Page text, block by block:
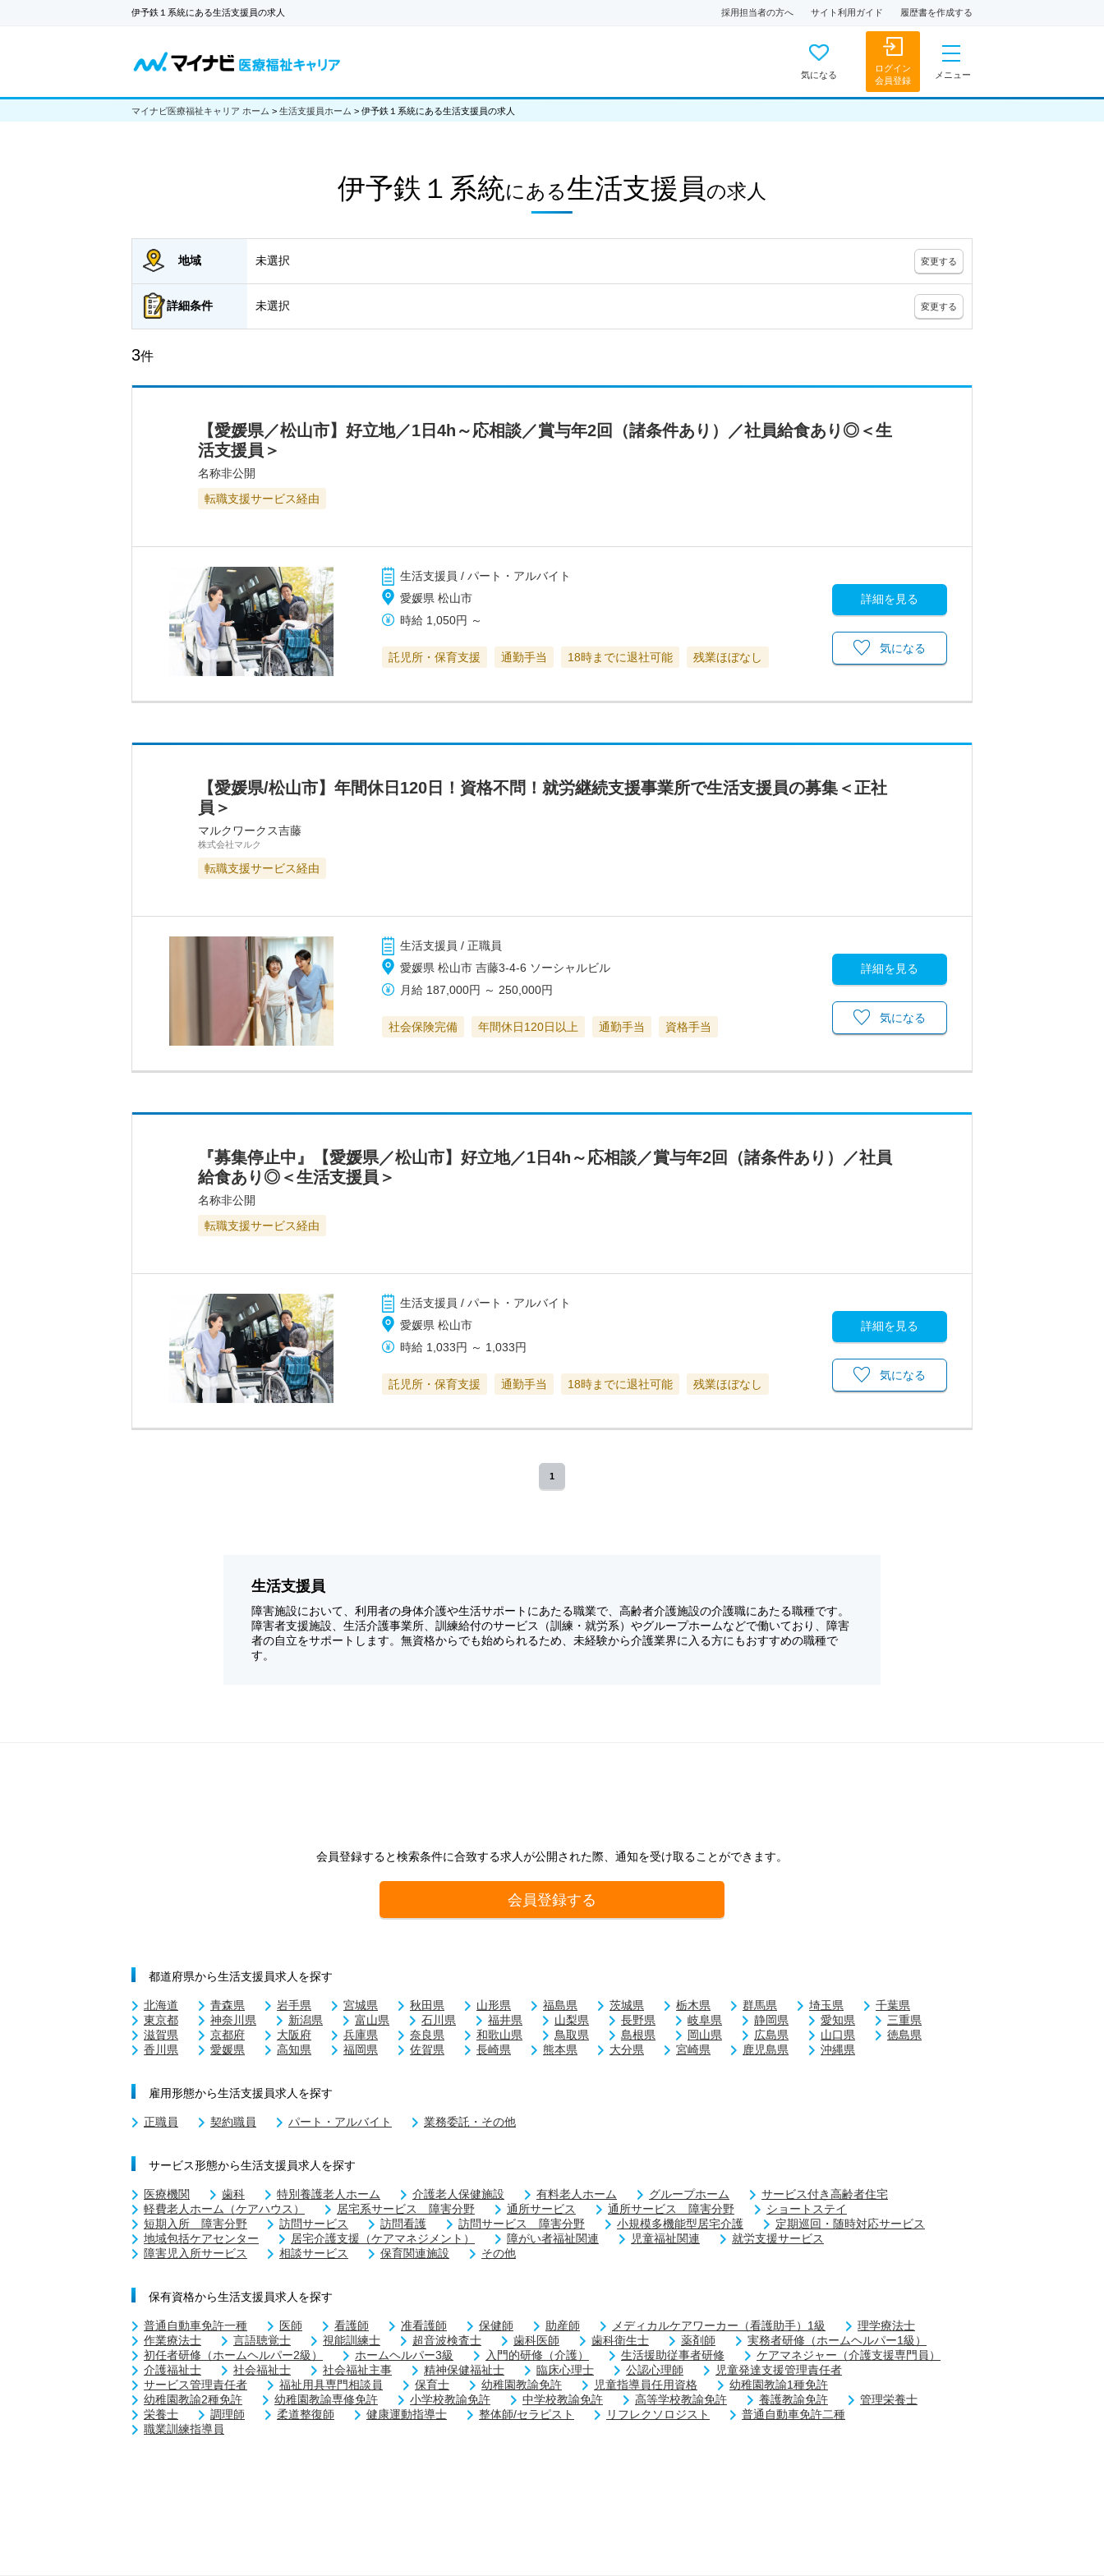
伊予鉄１系統にある生活支援員の求人 採用担当者の方へ サイト利用ガイド 履歴書を作成する
気になる
ログイン
会員登録
メニュー
マイナビ医療福祉キャリア ホーム > 生活支援員ホーム > 伊予鉄１系統にある生活支援員の求人
伊予鉄１系統にある生活支援員 の求人
地域 未選択 変更する
詳細条件 未選択 変更する
3件
【愛媛県／松山市】好立地／1日4h～応相談／賞与年2回（諸条件あり）／社員給食あり◎＜生
活支援員＞
名称非公開
転職支援サービス経由
生活支援員 / パート・アルバイト
愛媛県 松山市
時給 1,050円 ～
託児所・保育支援 通勤手当 18時までに退社可能 残業ほぼなし
詳細を見る
気になる
【愛媛県/松山市】年間休日120日！資格不問！就労継続支援事業所で生活支援員の募集＜正社
員＞
マルクワークス吉藤
株式会社マルク
転職支援サービス経由
生活支援員 / 正職員
愛媛県 松山市 吉藤3-4-6 ソーシャルビル
月給 187,000円 ～ 250,000円
社会保険完備 年間休日120日以上 通勤手当 資格手当
詳細を見る
気になる
『募集停止中』【愛媛県／松山市】好立地／1日4h～応相談／賞与年2回（諸条件あり）／社員
給食あり◎＜生活支援員＞
名称非公開
転職支援サービス経由
生活支援員 / パート・アルバイト
愛媛県 松山市
時給 1,033円 ～ 1,033円
託児所・保育支援 通勤手当 18時までに退社可能 残業ほぼなし
詳細を見る
気になる
1
生活支援員
障害施設において、利用者の身体介護や生活サポートにあたる職業で、高齢者介護施設の介護職にあたる職種です。
障害者支援施設、生活介護事業所、訓練給付のサービス（訓練・就労系）やグループホームなどで働いており、障害
者の自立をサポートします。無資格からでも始められるため、未経験から介護業界に入る方にもおすすめの職種で
す。
会員登録すると検索条件に合致する求人が公開された際、通知を受け取ることができます。
会員登録する
都道府県から生活支援員求人を探す
北海道 青森県 岩手県 宮城県 秋田県 山形県 福島県 茨城県 栃木県 群馬県 埼玉県
千葉県
東京都
神奈川県 新潟県 富山県 石川県 福井県 山梨県 長野県 岐阜県 静岡県 愛知県
三重県
滋賀県
京都府 大阪府 兵庫県 奈良県 和歌山県 鳥取県 島根県 岡山県 広島県 山口県
徳島県
香川県
愛媛県 高知県 福岡県 佐賀県 長崎県 熊本県 大分県 宮崎県 鹿児島県 沖縄県
雇用形態から生活支援員求人を探す
正職員 契約職員 パート・アルバイト 業務委託・その他
サービス形態から生活支援員求人を探す
医療機関 歯科 特別養護老人ホーム 介護老人保健施設 有料老人ホーム グループホーム
サービス付き高齢者住宅
軽費老人ホーム（ケアハウス）
居宅系サービス 障害分野 通所サービス 通所サービス 障害分野
ショートステイ
短期入所 障害分野
訪問サービス 訪問看護 訪問サービス 障害分野 小規模多機能型居宅介護
定期巡回・随時対応サービス
地域包括ケアセンター
居宅介護支援（ケアマネジメント） 障がい者福祉関連 児童福祉関連
就労支援サービス
障害児入所サービス
相談サービス 保育関連施設 その他
保有資格から生活支援員求人を探す
普通自動車免許一種 医師 看護師 准看護師 保健師 助産師 メディカルケアワーカー（看護助手）1級
理学療法士
作業療法士
言語聴覚士 視能訓練士 超音波検査士 歯科医師 歯科衛生士 薬剤師
実務者研修（ホームヘルパー1級）
初任者研修（ホームヘルパー2級）
ホームヘルパー3級 入門的研修（介護） 生活援助従事者研修
ケアマネジャー（介護支援専門員）
介護福祉士
社会福祉士 社会福祉主事 精神保健福祉士 臨床心理士 公認心理師
児童発達支援管理責任者
サービス管理責任者
福祉用具専門相談員 保育士 幼稚園教諭免許 児童指導員任用資格
幼稚園教諭1種免許
幼稚園教諭2種免許
幼稚園教諭専修免許 小学校教諭免許 中学校教諭免許 高等学校教諭免許 養護教諭免許
管理栄養士
栄養士
調理師 柔道整復師 健康運動指導士 整体師/セラピスト リフレクソロジスト
普通自動車免許二種
職業訓練指導員